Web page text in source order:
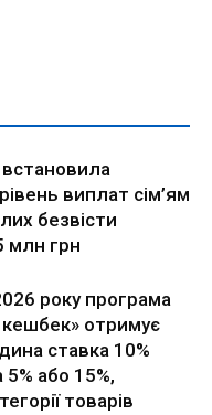
виплат сім’ям
безвісти
млн грн
року програма
отримує
ставка 10%
або 15%,
товарів